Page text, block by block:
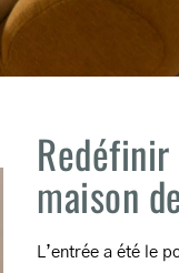
maison
L’entrée a été le